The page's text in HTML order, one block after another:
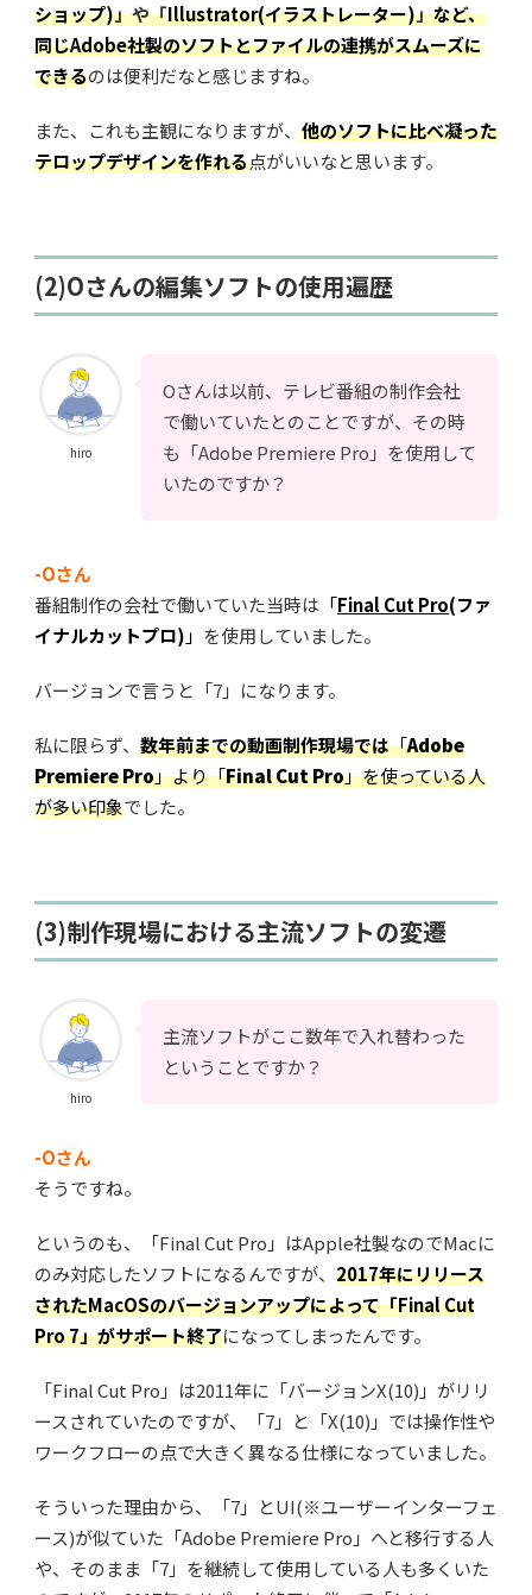
ショップ)」や「Illustrator(イラストレーター)」など、
同じAdobe社製のソフトとファイルの連携がスムーズに
できるのは便利だなと感じますね。
また、これも主観になりますが、 他のソフトに比べ凝った
テロップデザインを作れる点がいいなと思います。
(2)Oさんの編集ソフトの使用遍歴
hiro
Oさんは以前、テレビ番組の制作会社
で働いていたとのことですが、その時
も「Adobe Premiere Pro」を使用して
いたのですか？
-Oさん
番組制作の会社で働いていた当時は 「Final Cut Pro(ファ
イナルカットプロ) 」 を使用していました。
バージョンで言うと「7」になります。
私に限らず、 数年前までの動画制作現場では「Adobe
Premiere Pro」より「Final Cut Pro」を使っている人
が多い印象でした。
(3)制作現場における主流ソフトの変遷
hiro
主流ソフトがここ数年で入れ替わった
ということですか？
-Oさん
そうですね。
というのも、「Final Cut Pro」はApple社製なのでMacに
のみ対応したソフトになるんですが、 2017年にリリース
されたMacOSのバージョンアップによって「Final Cut
Pro 7」がサポート終了になってしまったんです。
「Final Cut Pro」は2011年に「バージョンX(10)」がリリ
ースされていたのですが、「7」と「X(10)」では操作性や
ワークフローの点で大きく異なる仕様になっていました。
そういった理由から、「7」とUI(※ユーザーインターフェ
ース)が似ていた「Adobe Premiere Pro」へと移行する人
や、そのまま「7」を継続して使用している人も多くいた